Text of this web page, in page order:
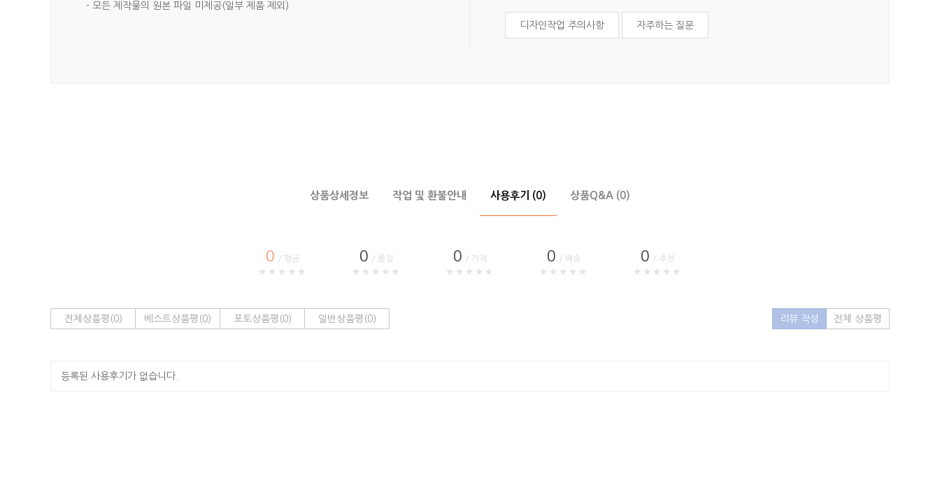
- 모든 제작물의 원본 파일 미제공(일부 제품 제외)
디자인작업 주의사항 자주하는 질문
상품상세정보 작업 및 환불안내 사용후기 (0) 상품Q&A (0)
0 / 평균
★★★★★
0 / 품질
★★★★★
0 / 가격
★★★★★
0 / 배송
★★★★★
0 / 추천
★★★★★
전체상품평(0) 베스트상품평(0) 포토상품평(0) 일반상품평(0) 리뷰 작성 전체 상품평
등록된 사용후기가 없습니다.